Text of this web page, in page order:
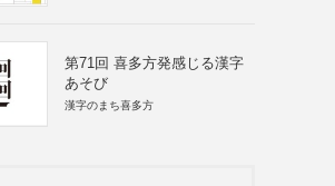
第71回 喜多方発感じる漢字
あそび
漢字のまち喜多方